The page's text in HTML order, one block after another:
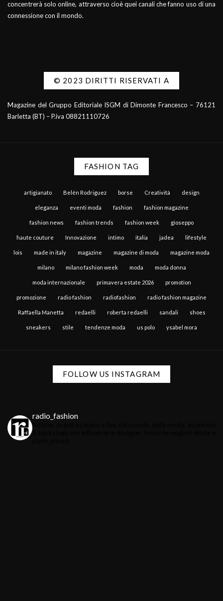
concentrerà solo online, attraverso cioè quei canali che fanno uso di una
connessione con il mondo.
© 2023 DIRITTI RISERVATI A
Magazine del Gruppo Editoriale ISGM di Dimonte Francesco – 76121
Barletta (BT) – P.iva 08821110726
FASHION TAG
artigianato Belén Rodriguez borse Creatività design
eleganza eventi moda fashion fashion magazine
fashion news fashion trends fashion week gioseppo
haute couture Innovazione intimo italia jadea lifestyle
lois made in italy magazine magazine di moda magazine moda
milano milano fashion week moda moda donna
moda internazionale primavera estate 2026 promotion
promozione radio fashion radiofashion radio fashion magazine
Raffaella Manetta redaelli roberta redaelli sandali shoes
sneakers stile tendenze moda us polo ysabel mora
FOLLOW US INSTAGRAM
radio_fashion